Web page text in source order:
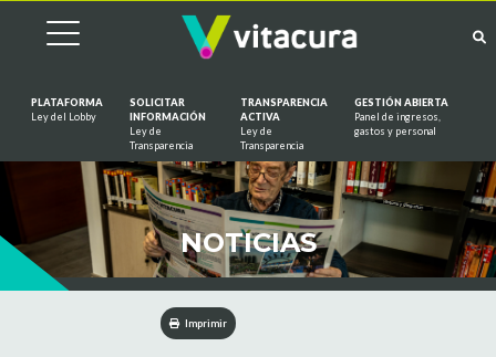
PLATAFORMA
Ley del Lobby
SOLICITAR
INFORMACIÓN
Ley de
Transparencia
TRANSPARENCIA
ACTIVA
Ley de
Transparencia
GESTIÓN ABIERTA
Panel de ingresos,
gastos y personal
NOTICIAS
Imprimir